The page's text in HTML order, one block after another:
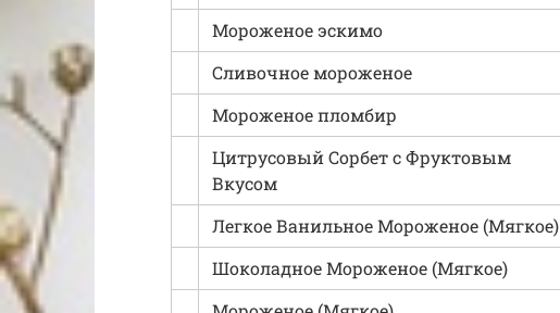
Мороженое эскимо
Сливочное мороженое
Мороженое пломбир
Цитрусовый Сорбет с Фруктовым
Вкусом
Легкое Ванильное Мороженое (Мягкое)
Шоколадное Мороженое (Мягкое)